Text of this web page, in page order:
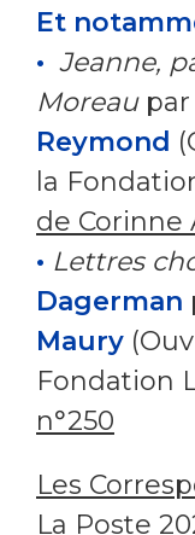
Et
• Jeanne,
Moreaupar
Reymond
la
de Corinne
• Lettres
Dagerman
Maury
Fondation
n°250
Les
La Poste